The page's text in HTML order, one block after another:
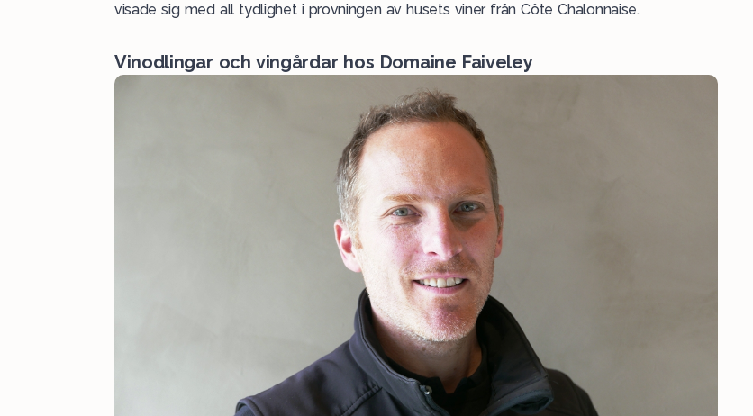
visade sig med all tydlighet i provningen av husets viner från Côte Chalonnaise.
Vinodlingar och vingårdar hos Domaine Faiveley